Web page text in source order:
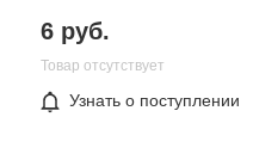
6 руб.
Товар отсутствует
Узнать о поступлении